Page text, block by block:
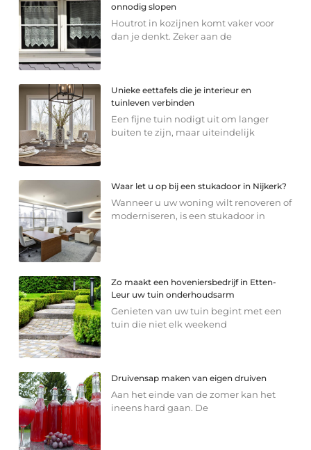
onnodig slopen
Houtrot in kozijnen komt vaker voor
dan je denkt. Zeker aan de
Unieke eettafels die je interieur en
tuinleven verbinden
Een fijne tuin nodigt uit om langer
buiten te zijn, maar uiteindelijk
Waar let u op bij een stukadoor in Nijkerk?
Wanneer u uw woning wilt renoveren of
moderniseren, is een stukadoor in
Zo maakt een hoveniersbedrijf in Etten-
Leur uw tuin onderhoudsarm
Genieten van uw tuin begint met een
tuin die niet elk weekend
Druivensap maken van eigen druiven
Aan het einde van de zomer kan het
ineens hard gaan. De